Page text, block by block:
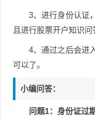
3、进行身份认证
且进行股票开户知识问
4、通过之后会进
可以了。
小编问答：
问题1：身份证过